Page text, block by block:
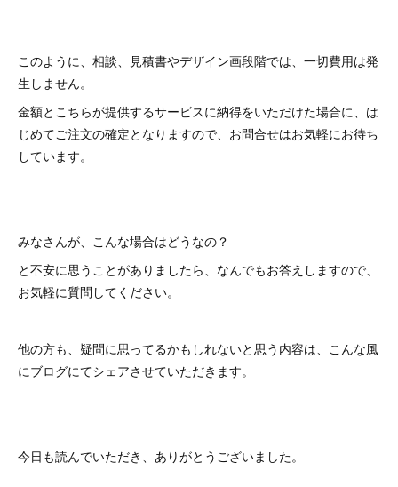
このように、相談、見積書やデザイン画段階では、一切費用は発
生しません。
金額とこちらが提供するサービスに納得をいただけた場合に、は
じめてご注文の確定となりますので、お問合せはお気軽にお待ち
しています。
みなさんが、こんな場合はどうなの？
と不安に思うことがありましたら、なんでもお答えしますので、
お気軽に質問してください。
他の方も、疑問に思ってるかもしれないと思う内容は、こんな風
にブログにてシェアさせていただきます。
今日も読んでいただき、ありがとうございました。